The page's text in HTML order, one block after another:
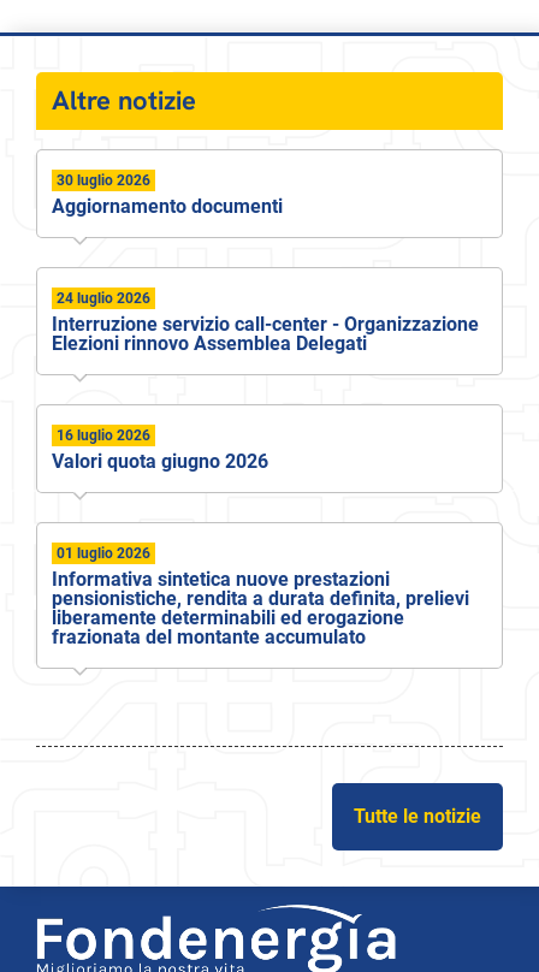
Altre notizie
30 luglio 2026
Aggiornamento documenti
24 luglio 2026
Interruzione servizio call-center - Organizzazione
Elezioni rinnovo Assemblea Delegati
16 luglio 2026
Valori quota giugno 2026
01 luglio 2026
Informativa sintetica nuove prestazioni
pensionistiche, rendita a durata definita, prelievi
liberamente determinabili ed erogazione
frazionata del montante accumulato
Tutte le notizie